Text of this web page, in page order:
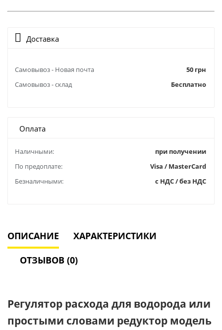
Доставка
Самовывоз - Новая почта
50 грн
Самовывоз - склад
Бесплатно
Оплата
Наличными:
при получении
По предоплате:
Visa / MasterCard
Безналичными:
с НДС / без НДС
ОПИСАНИЕ ХАРАКТЕРИСТИКИ
ОТЗЫВОВ (0)
Регулятор расхода для водорода или
простыми словами редуктор модель